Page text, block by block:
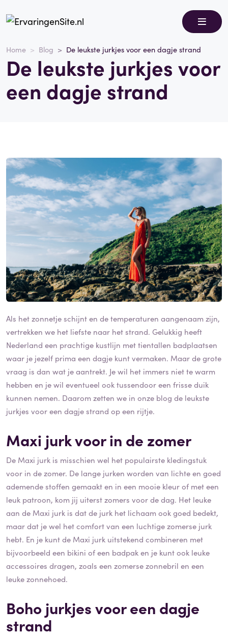
Home Blog De leukste jurkjes voor een dagje strand
De leukste jurkjes voor
een dagje strand
Als het zonnetje schijnt en de temperaturen aangenaam zijn,
vertrekken we het liefste naar het strand. Gelukkig heeft
Nederland een prachtige kustlijn met tientallen badplaatsen
waar je jezelf prima een dagje kunt vermaken. Maar de grote
vraag is dan wat je aantrekt. Je wil het immers niet te warm
hebben en je wil eventueel ook tussendoor een frisse duik
kunnen nemen. Daarom zetten we in onze blog de leukste
jurkjes voor een dagje strand op een rijtje.
Maxi jurk voor in de zomer
De Maxi jurk is misschien wel het populairste kledingstuk
voor in de zomer. De lange jurken worden van lichte en goed
ademende stoffen gemaakt en in een mooie kleur of met een
leuk patroon, kom jij uiterst zomers voor de dag. Het leuke
aan de Maxi jurk is dat de jurk het lichaam ook goed bedekt,
maar dat je wel het comfort van een luchtige zomerse jurk
hebt. En je kunt de Maxi jurk uitstekend combineren met
bijvoorbeeld een bikini of een badpak en je kunt ook leuke
accessoires dragen, zoals een zomerse zonnebril en een
leuke zonnehoed.
Boho jurkjes voor een dagje
strand